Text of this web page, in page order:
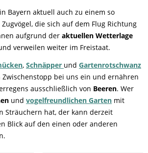
Bayern aktuell auch zu einem so
Zugvögel, die sich auf dem Flug Richtung
aufgrund der aktuellen Wetterlage
verweilen weiter im Freistaat.
, Schnäpper und Gartenrotschwanz
bei uns ein und ernähren
ausschließlich von Beeren. Wer
und vogelfreundlichen Garten mit
Sträuchern hat, der kann derzeit
Blick auf den einen oder anderen